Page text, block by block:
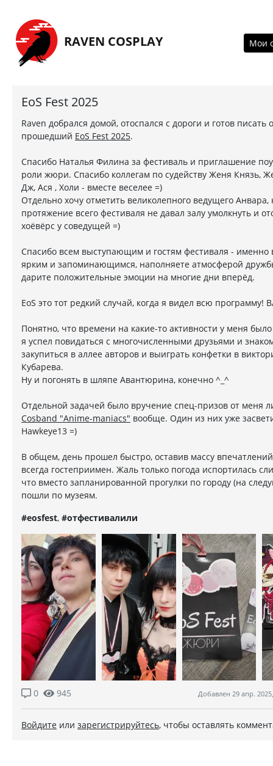
Перейти на главную страницу
RAVEN COSPLAY
Мои
EoS Fest 2025
Raven добрался домой, отоспался с дороги и готов писать
прошедший EoS Fest 2025.
Спасибо Наталья Филина за фестиваль и приглашение
роли жюри. Спасибо коллегам по судейству Женя Князь,
Дж, Ася , Холи - вместе веселее =)
Отдельно хочу отметить великолепного ведущего
протяжение всего фестиваля не давал залу умолкнуть и
хоёвёрс у соведущей =)
Спасибо всем выступающим и гостям фестиваля - именно
ярким и запоминающимся, наполняете атмосферой
дарите положительные эмоции на многие дни вперёд.
EoS это тот редкий случай, когда я видел всю программу!
Понятно, что времени на какие-то активности у меня
я успел повидаться с многочисленными друзьями и
закупиться в аллее авторов и выиграть конфетки в
Кубарева.
Ну и погонять в шляпе Авантюрина, конечно ^_^
Отдельной задачей было вручение спец-призов от меня
Cosband "Anime-maniacs" вообще. Один из них уже
Hawkeye13 =)
В общем, день прошел быстро, оставив массу
всегда гостеприимен. Жаль только погода испортилась
что вместо запланированной прогулки по городу (на
пошли по музеям.
#eosfest, #отфестивалили
0 945 Добавлен 29 апр.
Войдите или зарегистрируйтесь, чтобы оставлять